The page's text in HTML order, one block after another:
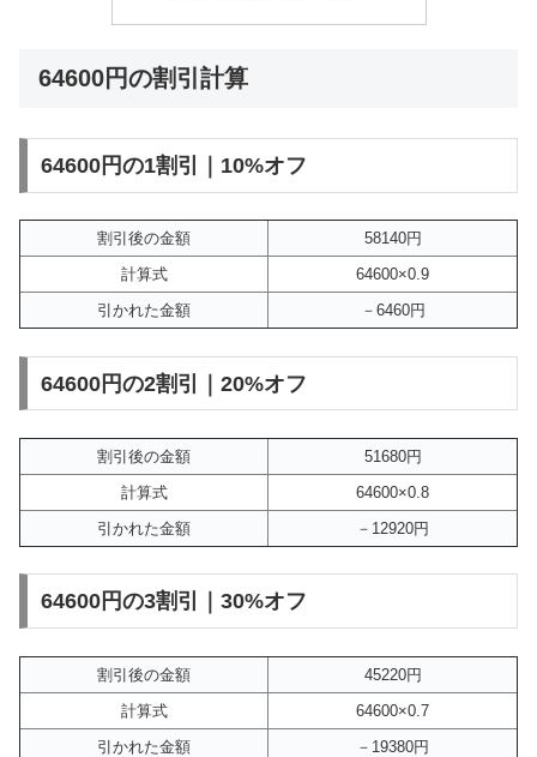
64600円の割引計算
64600円の1割引｜10%オフ
割引後の金額
58140円
計算式
64600×0.9
引かれた金額
－6460円
64600円の2割引｜20%オフ
割引後の金額
51680円
計算式
64600×0.8
引かれた金額
－12920円
64600円の3割引｜30%オフ
割引後の金額
45220円
計算式
64600×0.7
引かれた金額
－19380円